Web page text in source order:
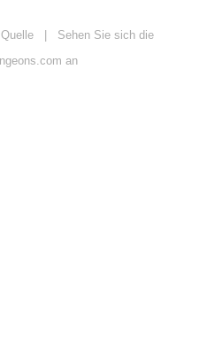
| Sehen Sie sich die
an